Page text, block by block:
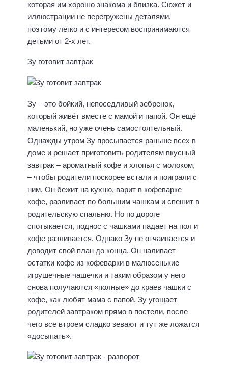
которая им хорошо знакома и близка. Сюжет и
иллюстрации не перегружены деталями,
поэтому легко и с интересом воспринимаются
детьми от 2-х лет.
Зу готовит завтрак
Зу – это бойкий, непоседливый зебренок,
который живёт вместе с мамой и папой. Он ещё
маленький, но уже очень самостоятельный.
Однажды утром Зу просыпается раньше всех в
доме и решает приготовить родителям вкусный
завтрак – ароматный кофе и хлопья с молоком,
– чтобы родители поскорее встали и поиграли с
ним. Он бежит на кухню, варит в кофеварке
кофе, разливает по большим чашкам и спешит в
родительскую спальню. Но по дороге
спотыкается, поднос с чашками падает на пол и
кофе разливается. Однако Зу не отчаивается и
доводит свой план до конца. Он наливает
остатки кофе из кофеварки в малюсенькие
игрушечные чашечки и таким образом у него
снова получаются «полные» до краев чашки с
кофе, как любят мама с папой. Зу угощает
родителей завтраком прямо в постели, после
чего все втроем сладко зевают и тут же ложатся
«досыпать».